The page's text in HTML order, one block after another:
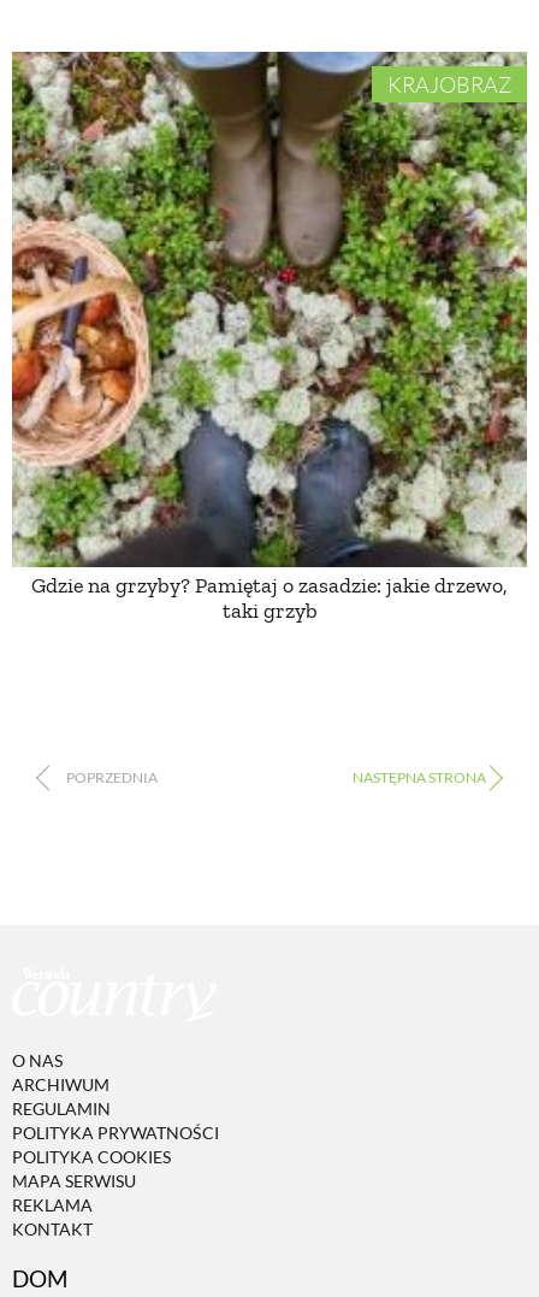
KRAJOBRAZ
Gdzie na grzyby? Pamiętaj o zasadzie: jakie drzewo,
taki grzyb
O NAS
ARCHIWUM
REGULAMIN
POLITYKA PRYWATNOŚCI
POLITYKA COOKIES
MAPA SERWISU
REKLAMA
KONTAKT
DOM